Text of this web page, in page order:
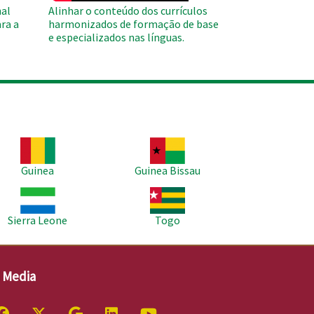
a
Alinhar o conteúdo dos currículos
harmonizados de formação de base
e especializados nas línguas.
Guinea
Guinea Bissau
Sierra Leone
Imagem
Togo